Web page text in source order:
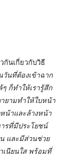
กันเกี่ยวกับวิธี
วันที่ต้องเข้าฉาก
ก็ทำให้เรารู้สึก
ยามทำให้ใบหน้า
หน้าและล้างหน้า
รที่มีประโยชน์
และมีส่วนช่วย
เนียนใส พร้อมที่